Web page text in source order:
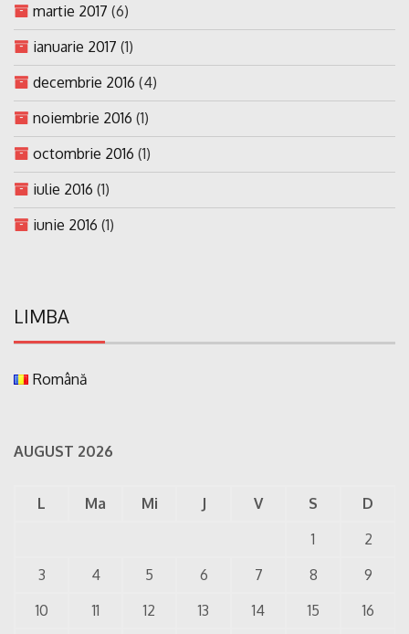
martie 2017 (6)
ianuarie 2017 (1)
decembrie 2016 (4)
noiembrie 2016 (1)
octombrie 2016 (1)
iulie 2016 (1)
iunie 2016 (1)
LIMBA
Română
AUGUST 2026
L Ma Mi J V S
D
1
2
3
4 5 6 7 8
9
10
11 12 13 14 15 16